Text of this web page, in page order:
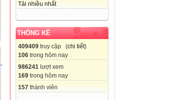
Tải nhiều nhất
THỐNG KÊ
409409 truy cập (chi tiết)
106 trong hôm nay
986241 lượt xem
169 trong hôm nay
157 thành viên